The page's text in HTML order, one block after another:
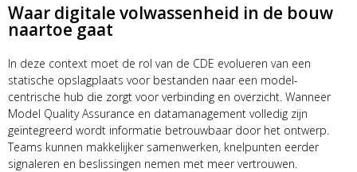
Waar digitale volwassenheid in de bouw
naartoe gaat
In deze context moet de rol van de CDE evolueren van een
statische opslagplaats voor bestanden naar een model-
centrische hub die zorgt voor verbinding en overzicht. Wanneer
Model Quality Assurance en datamanagement volledig zijn
geïntegreerd wordt informatie betrouwbaar door het ontwerp.
Teams kunnen makkelijker samenwerken, knelpunten eerder
signaleren en beslissingen nemen met meer vertrouwen.